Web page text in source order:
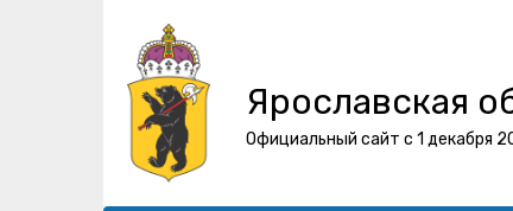
Ярославская
Официальный сайт с 1 декабря